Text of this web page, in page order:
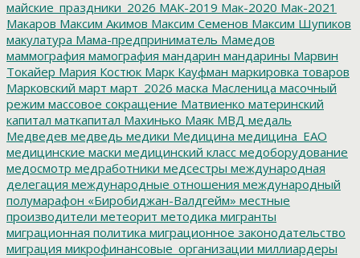
майские_праздники_2026 МАК-2019 Мак-2020 Мак-2021
Макаров Максим Акимов Максим Семенов Максим Шупиков
макулатура Мама-предприниматель Мамедов
маммография мамография мандарин мандарины Марвин
Токайер Мария Костюк Марк Кауфман маркировка товаров
Марковский март март_2026 маска Масленица масочный
режим массовое сокращение Матвиенко материнский
капитал маткапитал Махинько Маяк МВД медаль
Медведев медведь медики Медицина медицина_ЕАО
медицинские маски медицинский класс медоборудование
медосмотр медработники медсестры международная
делегация международные отношения международный
полумарафон «Биробиджан-Валдгейм» местные
производители метеорит методика мигранты
миграционная политика миграционное законодательство
миграция микрофинансовые_организации миллиардеры